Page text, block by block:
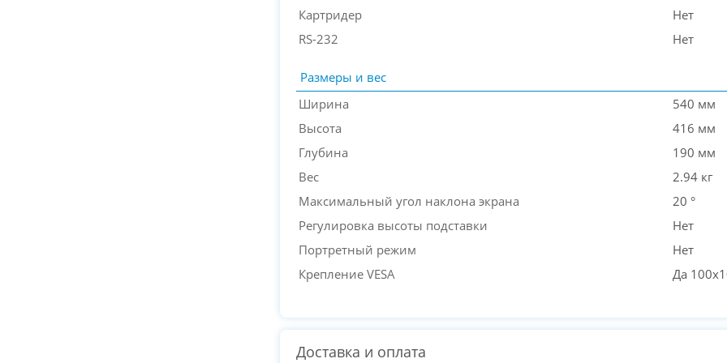
Картридер
Нет
RS-232
Нет
Размеры и вес
Ширина
540 мм
Высота
416 мм
Глубина
190 мм
Вес
2.94 кг
Максимальный угол наклона экрана
20 °
Регулировка высоты подставки
Нет
Портретный режим
Нет
Крепление VESA
Да
Доставка и оплата